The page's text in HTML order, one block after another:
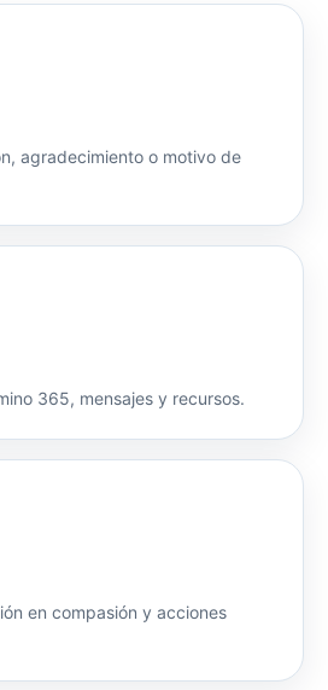
agradecimiento o motivo de
365, mensajes y recursos.
en compasión y acciones